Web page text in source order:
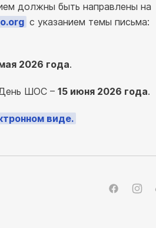
должны быть направлены на
с указанием темы письма:
2026 года.
День ШОС – 15 июня 2026 года.
виде.